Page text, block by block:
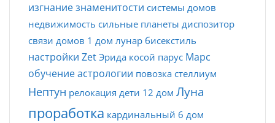
изгнаниезнаменитости системы домов
недвижимость сильные планеты диспозитор
связи домов 1 дом лунар бисекстиль
настройки Zet Эрида косой парус Марс
обучение астрологии повозка стеллиум
Нептун релокация дети 12 дом Луна
проработка кардинальный 6 дом